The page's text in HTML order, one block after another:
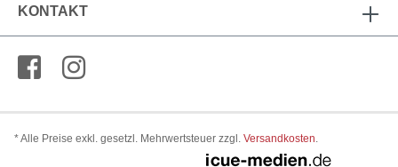
KONTAKT
* Alle Preise exkl. gesetzl. Mehrwertsteuer zzgl. Versandkosten.